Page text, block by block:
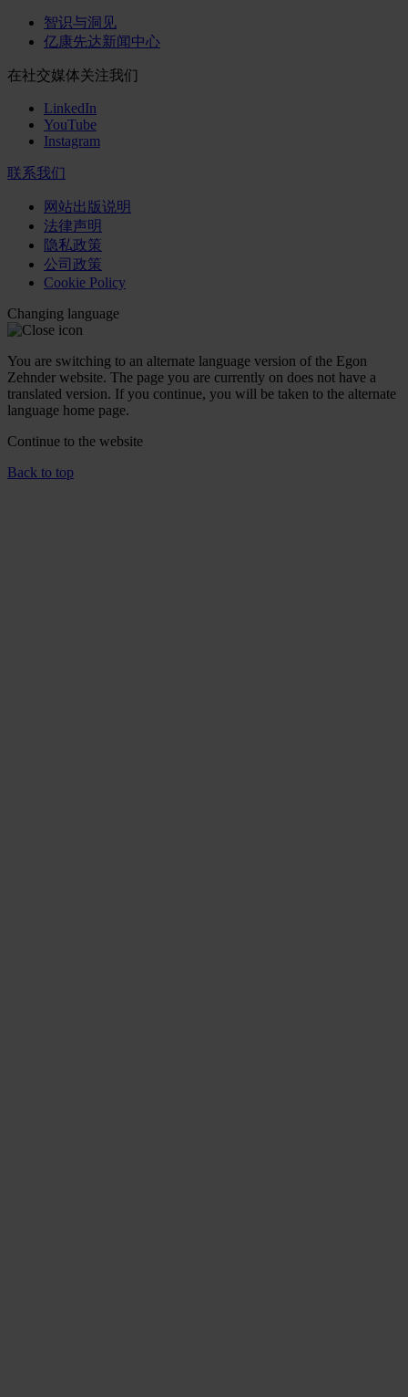
智识与洞见
亿康先达新闻中心
在社交媒体关注我们
LinkedIn
YouTube
Instagram
联系我们
网站出版说明
法律声明
隐私政策
公司政策
Cookie Policy
Changing language
You are switching to an alternate language version of the Egon
Zehnder website. The page you are currently on does not have a
translated version. If you continue, you will be taken to the alternate
language home page.
Continue to the website
Back to top